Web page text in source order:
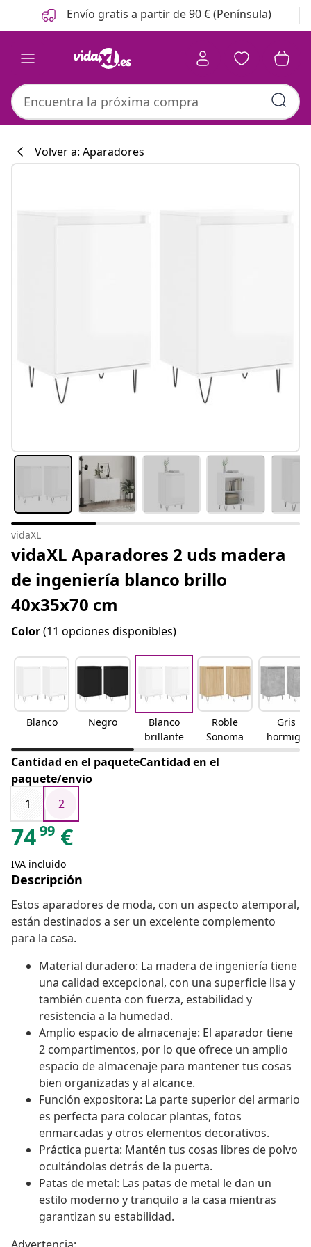
Anterior
Siguiente Envío gratis a partir de 90 € (Península)
Volver a: Aparadores
vidaXL
vidaXL Aparadores 2 uds madera
de ingeniería blanco brillo
40x35x70 cm
Color(11 opciones disponibles)
Blanco Negro
Blanco
brillante
Roble
Sonoma
Gris
hormigó
n
Cantidad en el paqueteCantidad en el
paquete/envio
1
2
7499 €
IVA incluido
Descripción
Estos aparadores de moda, con un aspecto atemporal,
están destinados a ser un excelente complemento
para la casa.
Material duradero: La madera de ingeniería tiene
una calidad excepcional, con una superficie lisa y
también cuenta con fuerza, estabilidad y
resistencia a la humedad.
Amplio espacio de almacenaje: El aparador tiene
2 compartimentos, por lo que ofrece un amplio
espacio de almacenaje para mantener tus cosas
bien organizadas y al alcance.
Función expositora: La parte superior del armario
es perfecta para colocar plantas, fotos
enmarcadas y otros elementos decorativos.
Práctica puerta: Mantén tus cosas libres de polvo
ocultándolas detrás de la puerta.
Patas de metal: Las patas de metal le dan un
estilo moderno y tranquilo a la casa mientras
garantizan su estabilidad.